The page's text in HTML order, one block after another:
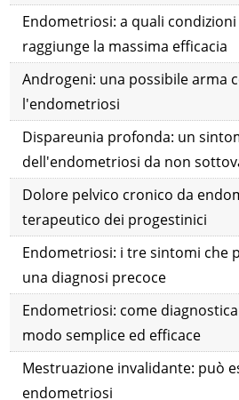
Endometriosi: a quali
raggiunge la massima efficacia
Androgeni: una possibile arma
l'endometriosi
Dispareunia profonda: un
dell'endometriosi da non
Dolore pelvico cronico da
terapeutico dei progestinici
Endometriosi: i tre sintomi che
una diagnosi precoce
Endometriosi: come
modo semplice ed efficace
Mestruazione invalidante: può
endometriosi